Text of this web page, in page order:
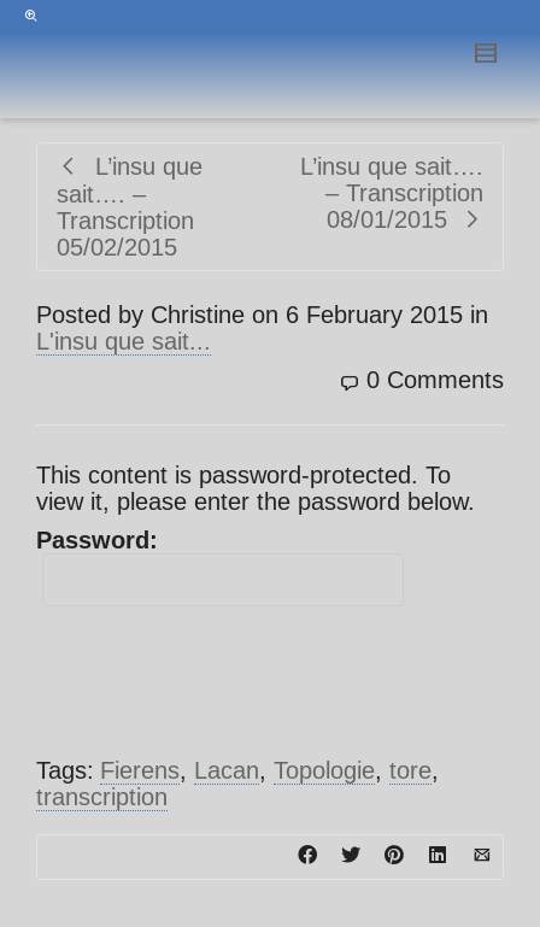
L’insu que
sait…. –
Transcription
05/02/2015
L’insu que sait….
– Transcription
08/01/2015
Posted by Christine on 6 February 2015 in
L'insu que sait...
0 Comments
This content is password-protected. To
view it, please enter the password below.
Password:
Tags: Fierens, Lacan, Topologie, tore,
transcription